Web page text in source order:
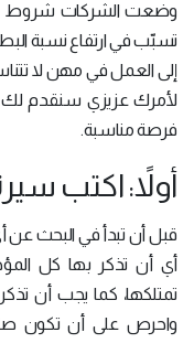
وضعت الشركات شروط
تسبّب في ارتفاع نسبة
إلى العمل في مهن لا
لأمرك عزيزي سنقدم
فرصة مناسبة.
أولاً: اكتب
قبل أن تبدأ في البحث
أي أن تذكر بها كل
تمتلكها، كما يجب أن
واحرص على أن تكون